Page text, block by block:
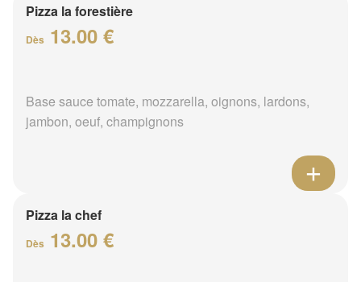
Pizza la forestière
Dès 13.00 €
Base sauce tomate, mozzarella, oignons, lardons,
jambon, oeuf, champignons
Pizza la chef
Dès 13.00 €